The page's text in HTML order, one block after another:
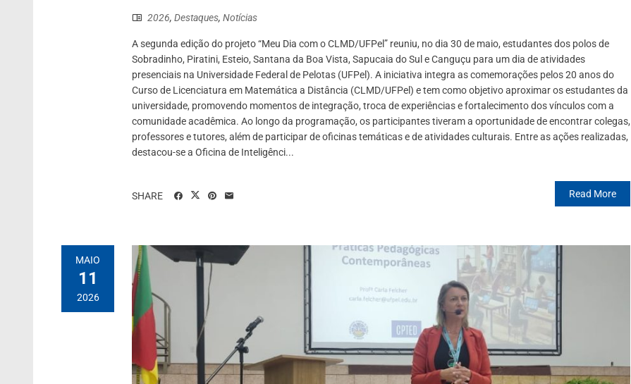
2026, Destaques, Notícias
A segunda edição do projeto “Meu Dia com o CLMD/UFPel” reuniu, no dia 30 de maio, estudantes dos polos de
Sobradinho, Piratini, Esteio, Santana da Boa Vista, Sapucaia do Sul e Canguçu para um dia de atividades
presenciais na Universidade Federal de Pelotas (UFPel). A iniciativa integra as comemorações pelos 20 anos do
Curso de Licenciatura em Matemática a Distância (CLMD/UFPel) e tem como objetivo aproximar os estudantes da
universidade, promovendo momentos de integração, troca de experiências e fortalecimento dos vínculos com a
comunidade acadêmica. Ao longo da programação, os participantes tiveram a oportunidade de encontrar colegas,
professores e tutores, além de participar de oficinas temáticas e de atividades culturais. Entre as ações realizadas,
destacou-se a Oficina de Inteligênci...
Read More
SHARE
MAIO
11
2026